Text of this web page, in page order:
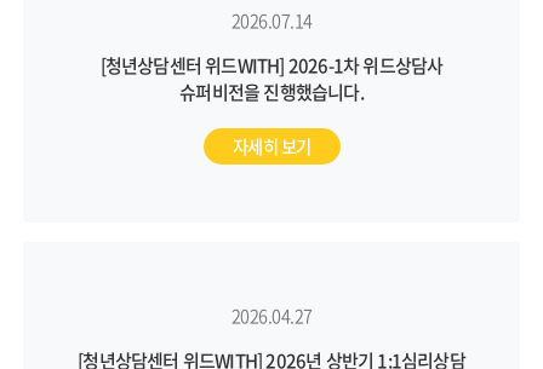
2026.07.14
[청년상담센터 위드WITH] 2026-1차 위드상담사
슈퍼비전을 진행했습니다.
자세히 보기
2026.04.27
[청년상담센터 위드WITH] 2026년 상반기 1:1심리상담